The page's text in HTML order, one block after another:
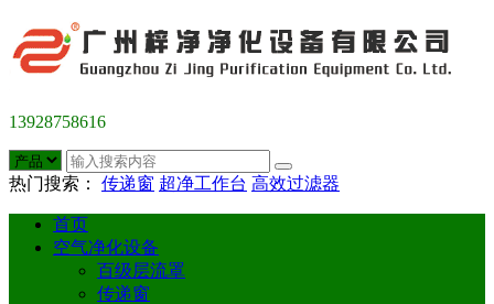
13928758616
热门搜索： 传递窗 超净工作台 高效过滤器
首页
空气净化设备
百级层流罩
传递窗